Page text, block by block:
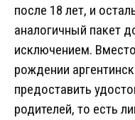
после 18 лет, и
аналогичный пакет
исключением.
рождении
предоставить
родителей, то есть